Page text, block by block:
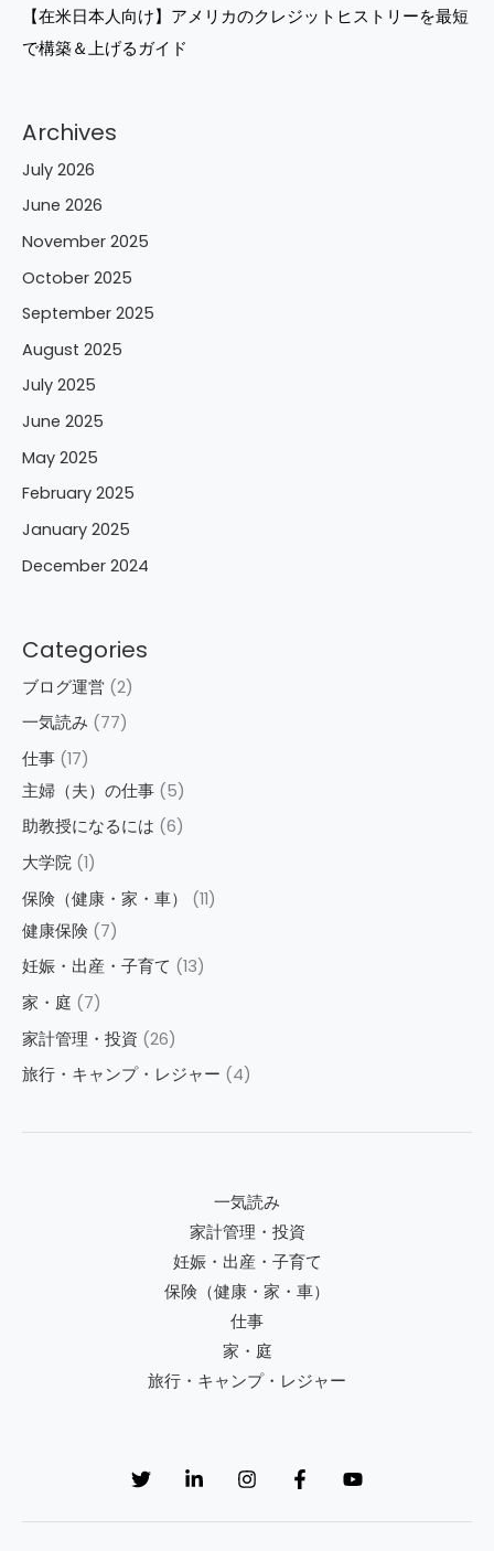
【在米日本人向け】アメリカのクレジットヒストリーを最短
で構築＆上げるガイド
Archives
July 2026
June 2026
November 2025
October 2025
September 2025
August 2025
July 2025
June 2025
May 2025
February 2025
January 2025
December 2024
Categories
ブログ運営 (2)
一気読み (77)
仕事 (17)
主婦（夫）の仕事 (5)
助教授になるには (6)
大学院 (1)
保険（健康・家・車）
(11)
健康保険 (7)
妊娠・出産・子育て (13)
家・庭 (7)
家計管理・投資 (26)
旅行・キャンプ・レジャー (4)
一気読み
家計管理・投資
妊娠・出産・子育て
保険（健康・家・車）
仕事
家・庭
旅行・キャンプ・レジャー